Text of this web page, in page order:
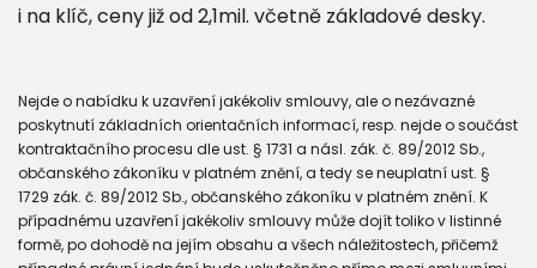
i na klíč, ceny již od 2,1mil. včetně základové desky.
Nejde o nabídku k uzavření jakékoliv smlouvy, ale o nezávazné
poskytnutí základních orientačních informací, resp. nejde o součást
kontraktačního procesu dle ust. § 1731 a násl. zák. č. 89/2012 Sb.,
občanského zákoníku v platném znění, a tedy se neuplatní ust. §
1729 zák. č. 89/2012 Sb., občanského zákoníku v platném znění. K
případnému uzavření jakékoliv smlouvy může dojít toliko v listinné
formě, po dohodě na jejím obsahu a všech náležitostech, přičemž